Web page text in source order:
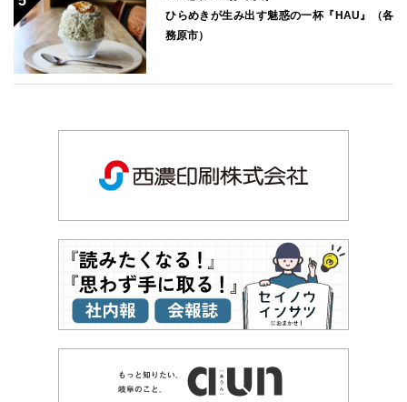
ひらめきが生み出す魅惑の一杯『HAU』（各
務原市）